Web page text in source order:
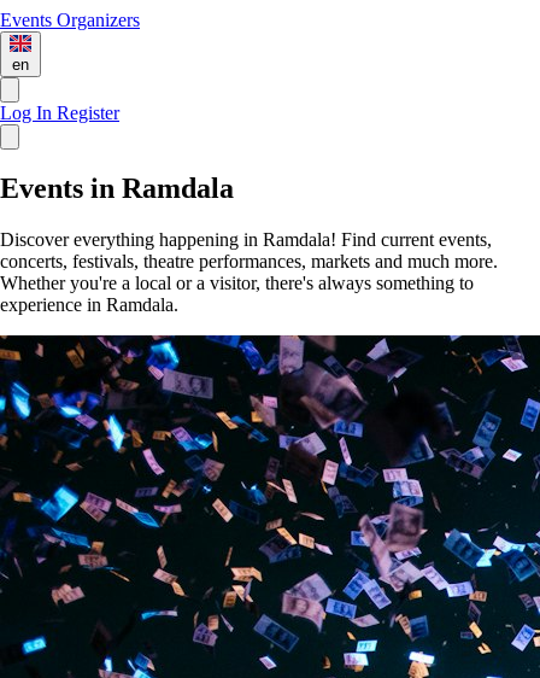
Events Organizers
en
Log In Register
Events in Ramdala
Discover everything happening in Ramdala! Find current events,
concerts, festivals, theatre performances, markets and much more.
Whether you're a local or a visitor, there's always something to
experience in Ramdala.